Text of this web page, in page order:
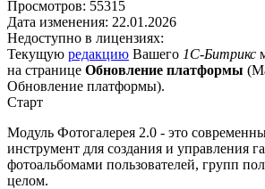
Просмотров: 55315
Дата изменения: 22.01.2026
Недоступно в лицензиях:
Текущую редакцию Вашего 1С-Битрикс
на странице Обновление платформы (
Обновление платформы).
Старт
Модуль Фотогалерея 2.0 - это
инструмент для создания и управления
фотоальбомами пользователей, групп
целом.